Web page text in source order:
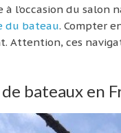
l’occasion du salon
du bateau. Compter
Attention, ces
bateaux en